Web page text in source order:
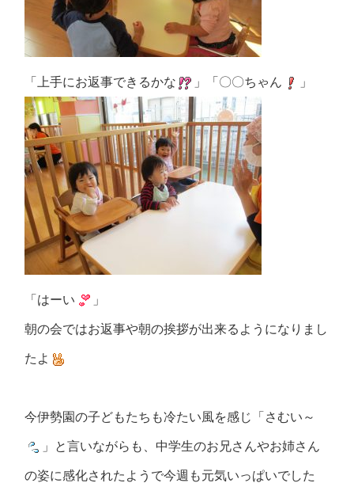
「上手にお返事できるかな 」「〇〇ちゃん 」
「はーい 」
朝の会ではお返事や朝の挨拶が出来るようになりまし
たよ
今伊勢園の子どもたちも冷たい風を感じ「さむい～
」と言いながらも、中学生のお兄さんやお姉さん
の姿に感化されたようで今週も元気いっぱいでした